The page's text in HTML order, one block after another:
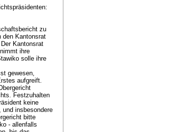
zu
den Kantonsrat
Kantonsrat
ihre
solle ihre
gewesen,
aufgreift.
Festzuhalten
keine
und insbesondere
bitte
- allenfalls